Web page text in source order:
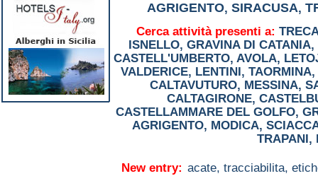
AGRIGENTO, SIRACUSA,
Cerca attività presenti a:
ISNELLO, GRAVINA DI CATANIA,
CASTELL'UMBERTO, AVOLA,
VALDERICE, LENTINI, TAORMINA,
CALTAVUTURO, MESSINA,
CALTAGIRONE,
CASTELLAMMARE DEL GOLFO,
AGRIGENTO, MODICA,
TRAPANI,
New entry: acate, tracciabilita,